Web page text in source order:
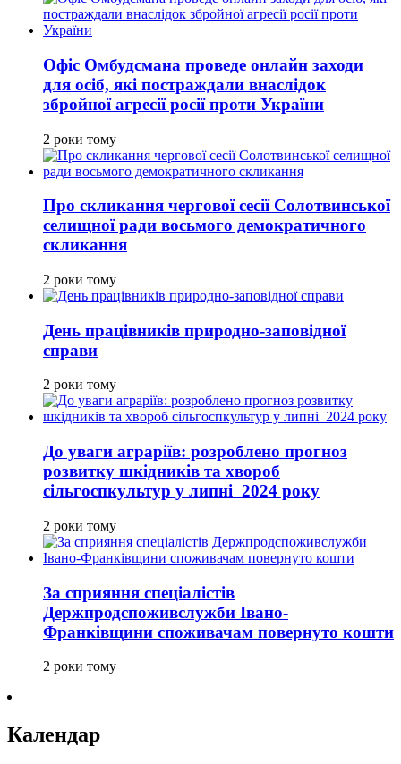
Офіс Омбудсмана проведе онлайн заходи
для осіб, які постраждали внаслідок
збройної агресії росії проти України
2 роки тому
Про скликання чергової сесії Солотвинської
селищної ради восьмого демократичного
скликання
2 роки тому
День працівників природно-заповідної
справи
2 роки тому
До уваги аграріїв: розроблено прогноз
розвитку шкідників та хвороб
сільгоспкультур у липні 2024 року
2 роки тому
За сприяння спеціалістів
Держпродспоживслужби Івано-
Франківщини споживачам повернуто кошти
2 роки тому
Календар